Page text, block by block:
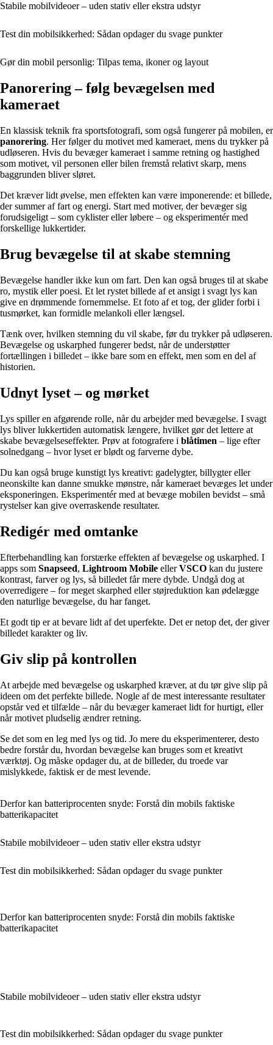
Stabile mobilvideoer – uden stativ eller ekstra udstyr
Test din mobilsikkerhed: Sådan opdager du svage punkter
Gør din mobil personlig: Tilpas tema, ikoner og layout
Panorering – følg bevægelsen med
kameraet
En klassisk teknik fra sportsfotografi, som også fungerer på mobilen, er
panorering. Her følger du motivet med kameraet, mens du trykker på
udløseren. Hvis du bevæger kameraet i samme retning og hastighed
som motivet, vil personen eller bilen fremstå relativt skarp, mens
baggrunden bliver sløret.
Det kræver lidt øvelse, men effekten kan være imponerende: et billede,
der summer af fart og energi. Start med motiver, der bevæger sig
forudsigeligt – som cyklister eller løbere – og eksperimentér med
forskellige lukkertider.
Brug bevægelse til at skabe stemning
Bevægelse handler ikke kun om fart. Den kan også bruges til at skabe
ro, mystik eller poesi. Et let rystet billede af et ansigt i svagt lys kan
give en drømmende fornemmelse. Et foto af et tog, der glider forbi i
tusmørket, kan formidle melankoli eller længsel.
Tænk over, hvilken stemning du vil skabe, før du trykker på udløseren.
Bevægelse og uskarphed fungerer bedst, når de understøtter
fortællingen i billedet – ikke bare som en effekt, men som en del af
historien.
Udnyt lyset – og mørket
Lys spiller en afgørende rolle, når du arbejder med bevægelse. I svagt
lys bliver lukkertiden automatisk længere, hvilket gør det lettere at
skabe bevægelseseffekter. Prøv at fotografere i blåtimen – lige efter
solnedgang – hvor lyset er blødt og farverne dybe.
Du kan også bruge kunstigt lys kreativt: gadelygter, billygter eller
neonskilte kan danne smukke mønstre, når kameraet bevæges let under
eksponeringen. Eksperimentér med at bevæge mobilen bevidst – små
rystelser kan give overraskende resultater.
Redigér med omtanke
Efterbehandling kan forstærke effekten af bevægelse og uskarphed. I
apps som Snapseed, Lightroom Mobile ellerVSCO kan du justere
kontrast, farver og lys, så billedet får mere dybde. Undgå dog at
overredigere – for meget skarphed eller støjreduktion kan ødelægge
den naturlige bevægelse, du har fanget.
Et godt tip er at bevare lidt af det uperfekte. Det er netop det, der giver
billedet karakter og liv.
Giv slip på kontrollen
At arbejde med bevægelse og uskarphed kræver, at du tør give slip på
ideen om det perfekte billede. Nogle af de mest interessante resultater
opstår ved et tilfælde – når du bevæger kameraet lidt for hurtigt, eller
når motivet pludselig ændrer retning.
Se det som en leg med lys og tid. Jo mere du eksperimenterer, desto
bedre forstår du, hvordan bevægelse kan bruges som et kreativt
værktøj. Og måske opdager du, at de billeder, du troede var
mislykkede, faktisk er de mest levende.
Derfor kan batteriprocenten snyde: Forstå din mobils faktiske
batterikapacitet
Stabile mobilvideoer – uden stativ eller ekstra udstyr
Test din mobilsikkerhed: Sådan opdager du svage punkter
Derfor kan batteriprocenten snyde: Forstå din mobils faktiske
batterikapacitet
Stabile mobilvideoer – uden stativ eller ekstra udstyr
Test din mobilsikkerhed: Sådan opdager du svage punkter